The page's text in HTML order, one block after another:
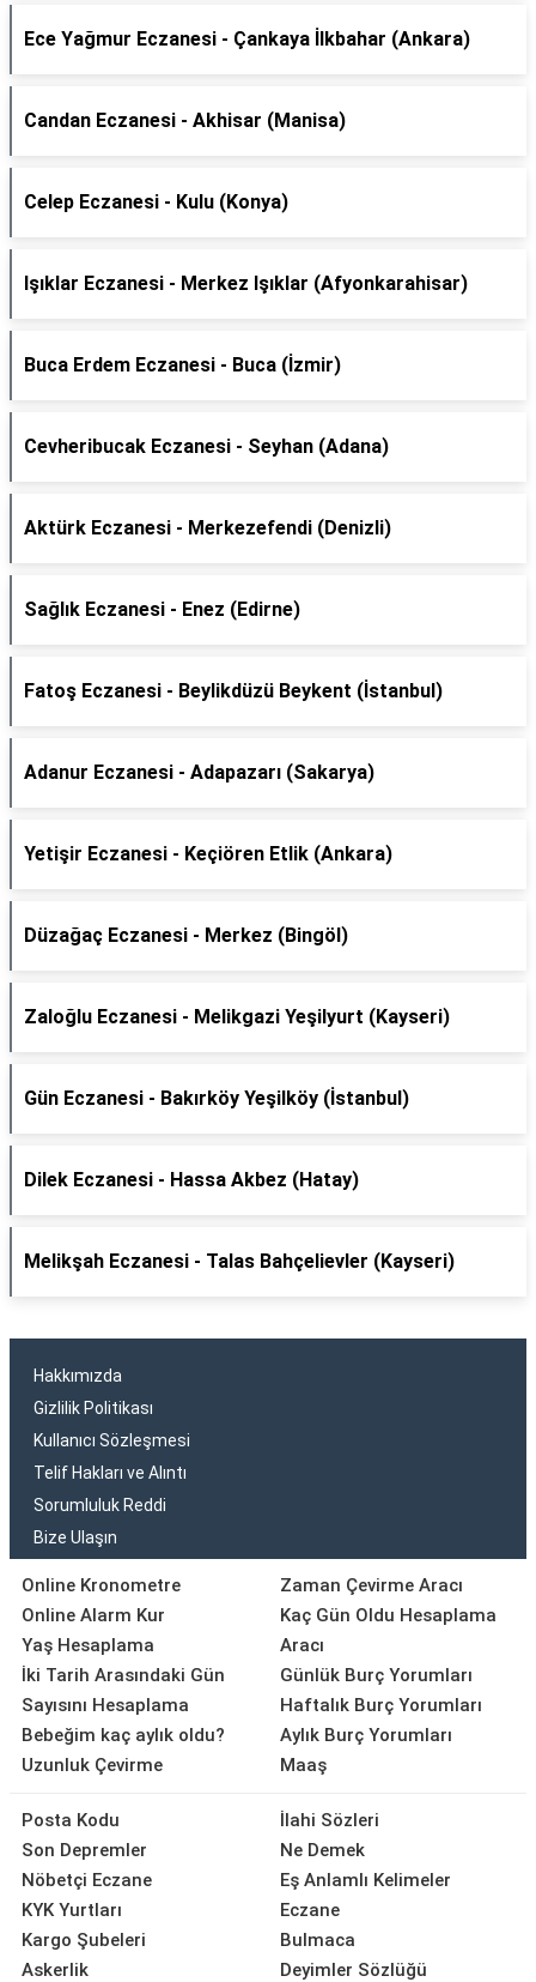
Ece Yağmur Eczanesi - Çankaya İlkbahar (Ankara)
Candan Eczanesi - Akhisar (Manisa)
Celep Eczanesi - Kulu (Konya)
Işıklar Eczanesi - Merkez Işıklar (Afyonkarahisar)
Buca Erdem Eczanesi - Buca (İzmir)
Cevheribucak Eczanesi - Seyhan (Adana)
Aktürk Eczanesi - Merkezefendi (Denizli)
Sağlık Eczanesi - Enez (Edirne)
Fatoş Eczanesi - Beylikdüzü Beykent (İstanbul)
Adanur Eczanesi - Adapazarı (Sakarya)
Yetişir Eczanesi - Keçiören Etlik (Ankara)
Düzağaç Eczanesi - Merkez (Bingöl)
Zaloğlu Eczanesi - Melikgazi Yeşilyurt (Kayseri)
Gün Eczanesi - Bakırköy Yeşilköy (İstanbul)
Dilek Eczanesi - Hassa Akbez (Hatay)
Melikşah Eczanesi - Talas Bahçelievler (Kayseri)
Hakkımızda
Gizlilik Politikası
Kullanıcı Sözleşmesi
Telif Hakları ve Alıntı
Sorumluluk Reddi
Bize Ulaşın
Online Kronometre
Online Alarm Kur
Yaş Hesaplama
İki Tarih Arasındaki Gün
Sayısını Hesaplama
Bebeğim kaç aylık oldu?
Uzunluk Çevirme
Zaman Çevirme Aracı
Kaç Gün Oldu Hesaplama
Aracı
Günlük Burç Yorumları
Haftalık Burç Yorumları
Aylık Burç Yorumları
Maaş
Posta Kodu
Son Depremler
Nöbetçi Eczane
KYK Yurtları
Kargo Şubeleri
Askerlik
İlahi Sözleri
Ne Demek
Eş Anlamlı Kelimeler
Eczane
Bulmaca
Deyimler Sözlüğü